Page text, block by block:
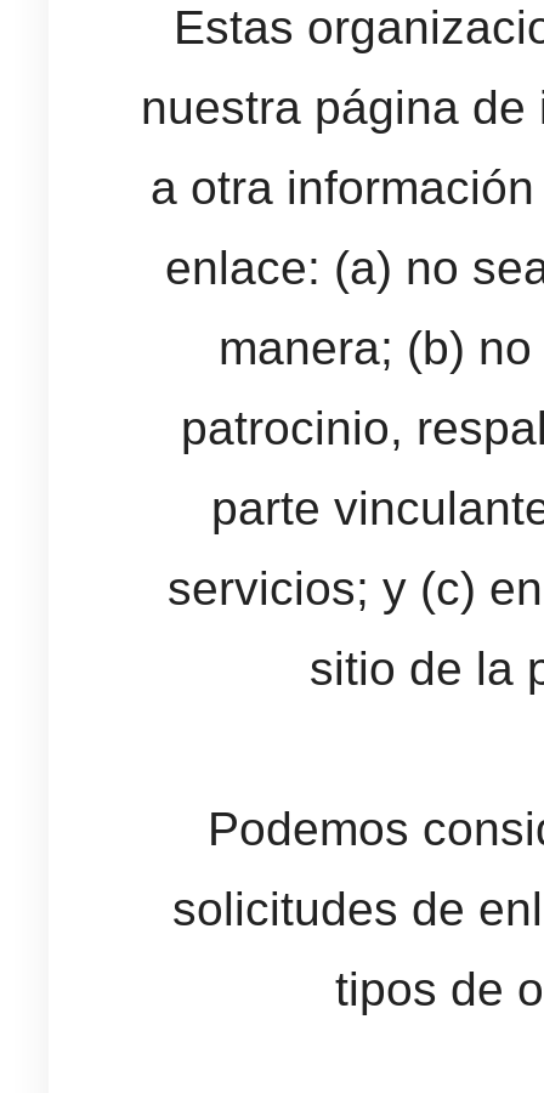
Estas
nuestra página
a otra
enlace: (a) no
manera; (b)
patrocinio,
parte
servicios; y (c)
sitio de la
Podemos
solicitudes de
tipos de